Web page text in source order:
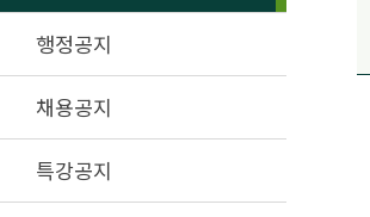
행정공지
채용공지
특강공지